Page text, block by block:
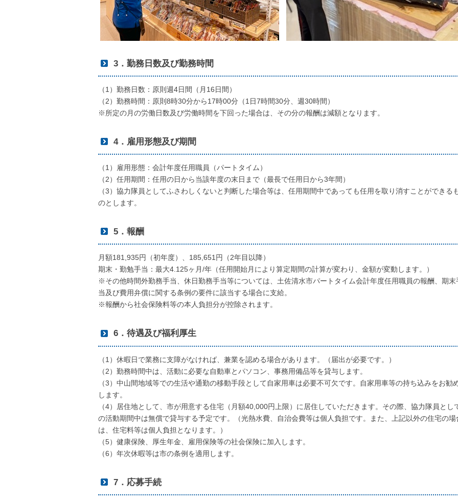
3．勤務日数及び勤務時間
（1）勤務日数：原則週4日間（月16日間）
（2）勤務時間：原則8時30分から17時00分（1日7時間30分、週30時間）
※所定の月の労働日数及び労働時間を下回った場合は、その分の報酬は減額となります。
4．雇用形態及び期間
（1）雇用形態：会計年度任用職員（パートタイム）
（2）任用期間：任用の日から当該年度の末日まで（最長で任用日から3年間）
（3）協力隊員としてふさわしくないと判断した場合等は、任用期間中であっても任用を取り消すことができる
のとします。
5．報酬
月額181,935円（初年度）、185,651円（2年目以降）
期末・勤勉手当：最大4.125ヶ月/年（任用開始月により算定期間の計算が変わり、金額が変動します。）
※その他時間外勤務手当、休日勤務手当等については、土佐清水市パートタイム会計年度任用職員の報酬、期末
当及び費用弁償に関する条例の要件に該当する場合に支給。
※報酬から社会保険料等の本人負担分が控除されます。
6．待遇及び福利厚生
（1）休暇日で業務に支障がなければ、兼業を認める場合があります。（届出が必要です。）
（2）勤務時間中は、活動に必要な自動車とパソコン、事務用備品等を貸与します。
（3）中山間地域等での生活や通勤の移動手段として自家用車は必要不可欠です。自家用車等の持ち込みをお勧
します。
（4）居住地として、市が用意する住宅（月額40,000円上限）に居住していただきます。その際、協力隊員とし
の活動期間中は無償で貸与する予定です。（光熱水費、自治会費等は個人負担です。また、上記以外の住宅の場
は、住宅料等は個人負担となります。）
（5）健康保険、厚生年金、雇用保険等の社会保険に加入します。
（6）年次休暇等は市の条例を適用します。
7．応募手続